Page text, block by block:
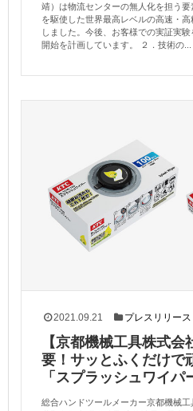
靖）は物流センターの無人化を担う要
を駆使した世界最高レベルの高速・
しました。今後、お客様での実証実
開始を計画しています。 ２．技術の...
2021.09.21 プレスリリース
【京都機械工具株式
要！サッとふくだけで
「スプラッシュワイパ
総合ハンドツールメーカー京都機械